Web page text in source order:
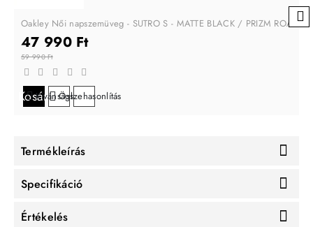
Oakley Női napszemüveg - SUTRO S - MATTE BLACK / PRIZM ROAD
47 990 Ft
59 990 Ft
Kosárba
Kívánságlistára
Összehasonlítás
Termékleírás
Specifikáció
Értékelés